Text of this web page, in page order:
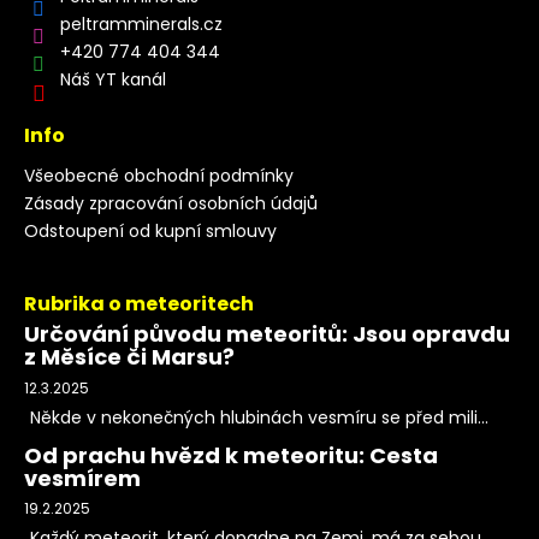
peltramminerals.cz
+420 774 404 344
Náš YT kanál
Info
Všeobecné obchodní podmínky
Zásady zpracování osobních údajů
Odstoupení od kupní smlouvy
Rubrika o meteoritech
Určování původu meteoritů: Jsou opravdu
z Měsíce či Marsu?
12.3.2025
Někde v nekonečných hlubinách vesmíru se před mili...
Od prachu hvězd k meteoritu: Cesta
vesmírem
19.2.2025